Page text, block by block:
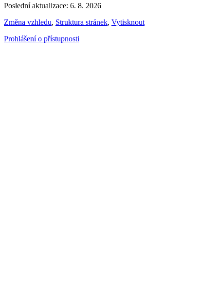
Poslední aktualizace: 6. 8. 2026
Změna vzhledu, Struktura stránek, Vytisknout
Prohlášení o přístupnosti